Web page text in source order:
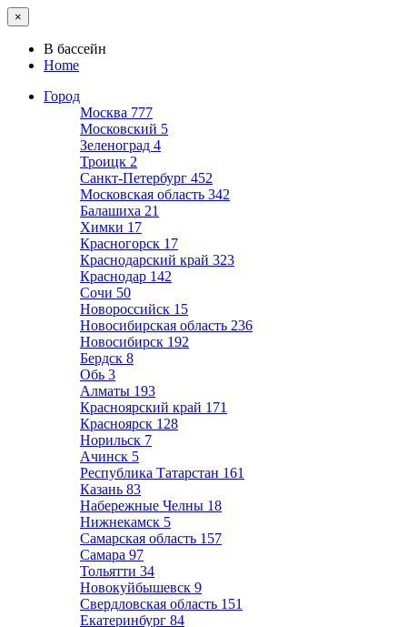
×
В бассейн
Home
Город
Москва 777
Московский 5
Зеленоград 4
Троицк 2
Санкт-Петербург 452
Московская область 342
Балашиха 21
Химки 17
Красногорск 17
Краснодарский край 323
Краснодар 142
Сочи 50
Новороссийск 15
Новосибирская область 236
Новосибирск 192
Бердск 8
Обь 3
Алматы 193
Красноярский край 171
Красноярск 128
Норильск 7
Ачинск 5
Республика Татарстан 161
Казань 83
Набережные Челны 18
Нижнекамск 5
Самарская область 157
Самара 97
Тольятти 34
Новокуйбышевск 9
Свердловская область 151
Екатеринбург 84